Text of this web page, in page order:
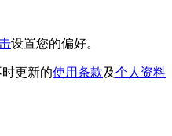
设置您的偏好。
更新的使用条款及个人资料